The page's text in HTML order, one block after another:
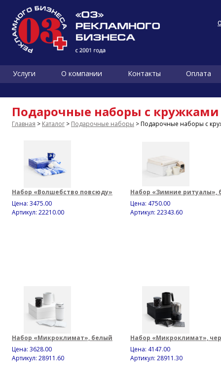
Услуги О компании Контакты Оплата
Подарочные наборы с кружками
Главная > Каталог > Подарочные наборы > Подарочные наборы с
Набор «Волшебство повсюду»
Цена: 3475.00
Артикул: 22210.00
Набор «Зимние ритуалы»,
Цена: 4750.00
Артикул: 22343.60
Набор «Микроклимат», белый
Цена: 3628.00
Артикул: 28911.60
Набор «Микроклимат»,
Цена: 4147.00
Артикул: 28911.30